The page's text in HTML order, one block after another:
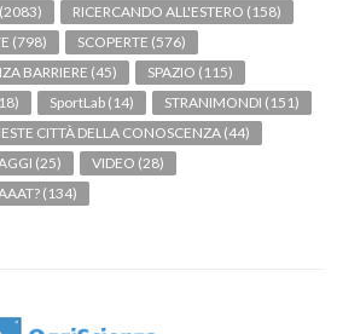
(2083) RICERCANDO ALL'ESTERO (158)
(798) SCOPERTE (576)
BARRIERE (45) SPAZIO (115)
SportLab (14) STRANIMONDI (151)
CITTÀ DELLA CONOSCENZA (44)
(25) VIDEO (28)
(134)